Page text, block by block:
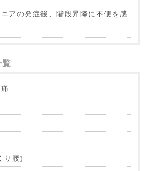
アの発症後、階段昇降に不便を感
り腰)